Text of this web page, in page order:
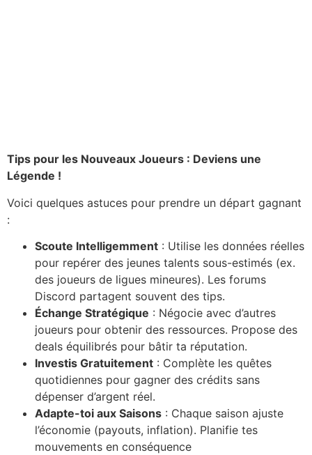
Tips pour les Nouveaux Joueurs : Deviens une
Légende !
Voici quelques astuces pour prendre un départ gagnant
:
Scoute Intelligemment : Utilise les données réelles
pour repérer des jeunes talents sous-estimés (ex.
des joueurs de ligues mineures). Les forums
Discord partagent souvent des tips.
Échange Stratégique : Négocie avec d’autres
joueurs pour obtenir des ressources. Propose des
deals équilibrés pour bâtir ta réputation.
Investis Gratuitement : Complète les quêtes
quotidiennes pour gagner des crédits sans
dépenser d’argent réel.
Adapte-toi aux Saisons : Chaque saison ajuste
l’économie (payouts, inflation). Planifie tes
mouvements en conséquence